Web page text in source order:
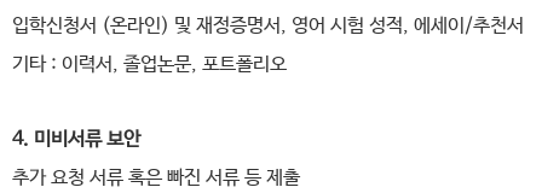
입학신청서 (온라인) 및 재정증명서, 영어 시험 성적, 에세이/추천서
기타 : 이력서, 졸업논문, 포트폴리오​
4. 미비서류 보안
추가 요청 서류 혹은 빠진 서류 등 제출